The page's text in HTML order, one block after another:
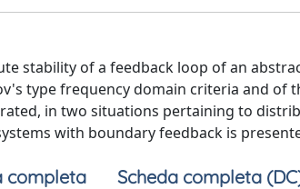
stability of a feedback loop of an
type frequency domain criteria and of
in two situations pertaining to
with boundary feedback is
completa Scheda completa